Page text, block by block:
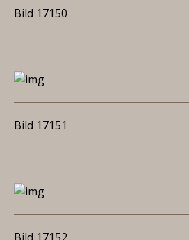
Bild 17150
Bild 17151